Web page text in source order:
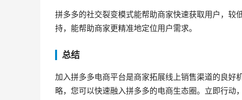
拼多多的社交裂变模式能帮助商家快速获取用户，
持，能帮助商家更精准地定位用户需求。
总结
加入拼多多电商平台是商家拓展线上销售渠道的良
略，您可以快速融入拼多多的电商生态圈。立即行动